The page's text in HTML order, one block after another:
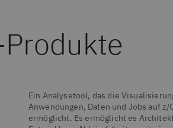
Ein Analysetool, das die
Anwendungen, Daten und Jobs auf z/
ermöglicht. Es ermöglicht es